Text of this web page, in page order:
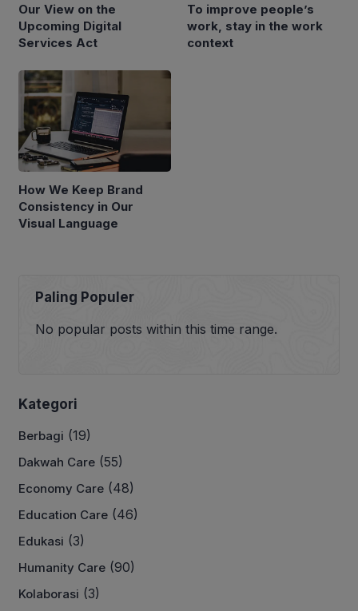
Our View on the
Upcoming Digital
Services Act
To improve people’s
work, stay in the work
context
How We Keep Brand
Consistency in Our
Visual Language
Paling Populer
No popular posts within this time range.
Kategori
Berbagi (19)
Dakwah Care (55)
Economy Care (48)
Education Care (46)
Edukasi (3)
Humanity Care (90)
Kolaborasi (3)